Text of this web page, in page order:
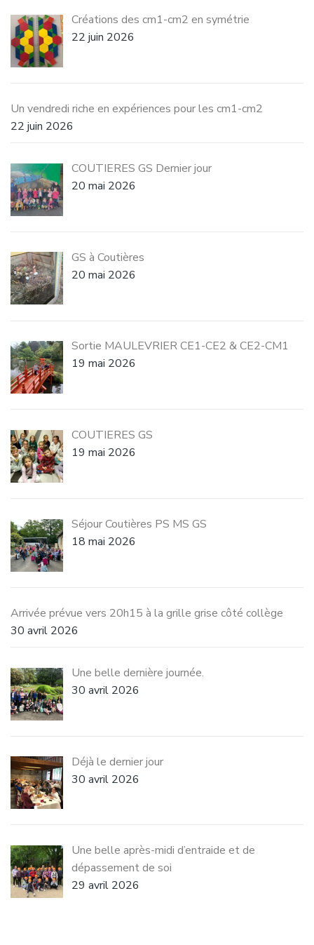
Créations des cm1-cm2 en symétrie
22 juin 2026
Un vendredi riche en expériences pour les cm1-cm2
22 juin 2026
COUTIERES GS Dernier jour
20 mai 2026
GS à Coutières
20 mai 2026
Sortie MAULEVRIER CE1-CE2 & CE2-CM1
19 mai 2026
COUTIERES GS
19 mai 2026
Séjour Coutières PS MS GS
18 mai 2026
Arrivée prévue vers 20h15 à la grille grise côté collège
30 avril 2026
Une belle dernière journée.
30 avril 2026
Déjà le dernier jour
30 avril 2026
Une belle après-midi d’entraide et de
dépassement de soi
29 avril 2026